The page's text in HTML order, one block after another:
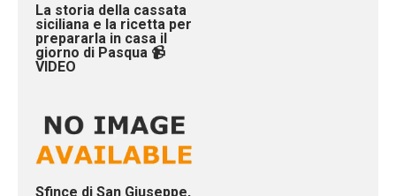
La storia della cassata
siciliana e la ricetta per
prepararla in casa il
giorno di Pasqua 📹
VIDEO
Sfince di San Giuseppe,